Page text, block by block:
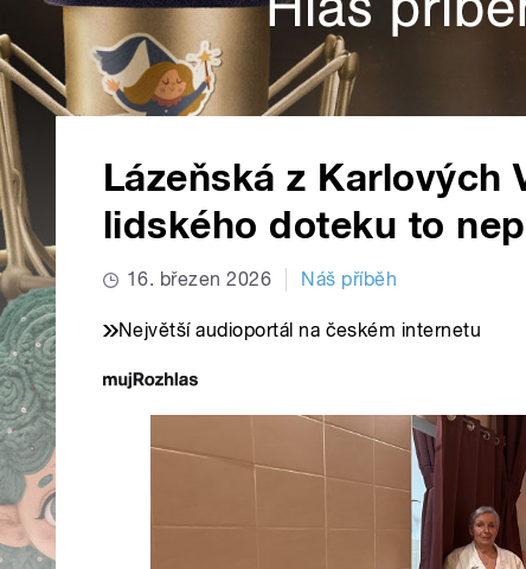
Lázeňská z Karlových
lidského doteku to
16. březen 2026 Náš příběh
Největší audioportál na českém internetu